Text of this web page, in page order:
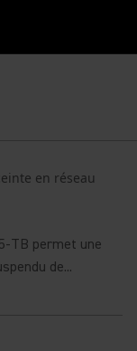
en réseau
TB permet une
de...